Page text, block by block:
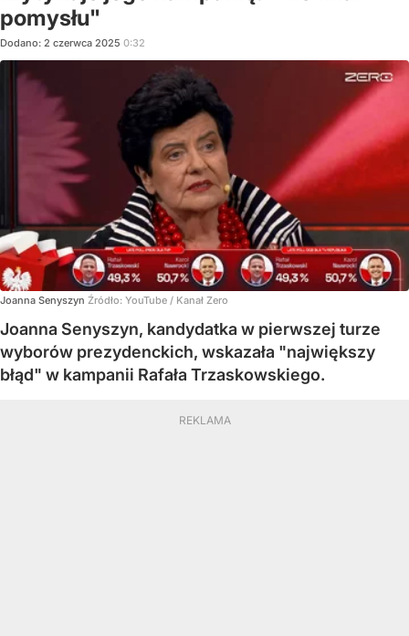
pomysłu"
Dodano: 2 czerwca 2025 0:32
Joanna Senyszyn Źródło: YouTube / Kanał Zero
Joanna Senyszyn, kandydatka w pierwszej turze
wyborów prezydenckich, wskazała "największy
błąd" w kampanii Rafała Trzaskowskiego.